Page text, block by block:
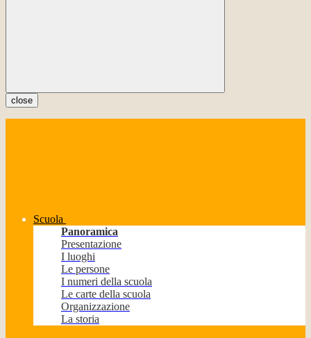
close
Scuola
Panoramica
Presentazione
I luoghi
Le persone
I numeri della scuola
Le carte della scuola
Organizzazione
La storia